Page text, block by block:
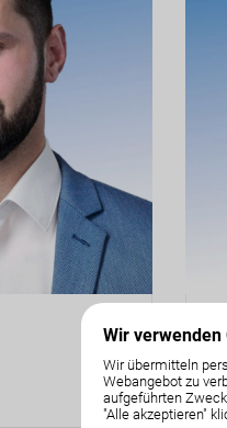
Wir verwenden
Wir übermitteln
Webangebot zu
aufgeführten
"Alle akzeptieren"